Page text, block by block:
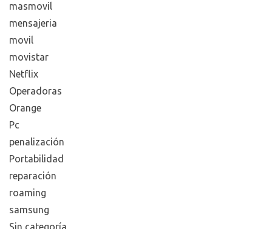
masmovil
mensajeria
movil
movistar
Netflix
Operadoras
Orange
Pc
penalización
Portabilidad
reparación
roaming
samsung
Sin categoría